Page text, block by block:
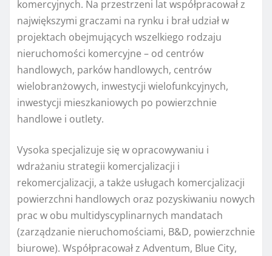
komercyjnych. Na przestrzeni lat współpracował z
największymi graczami na rynku i brał udział w
projektach obejmujących wszelkiego rodzaju
nieruchomości komercyjne – od centrów
handlowych, parków handlowych, centrów
wielobranżowych, inwestycji wielofunkcyjnych,
inwestycji mieszkaniowych po powierzchnie
handlowe i outlety.
Vysoka specjalizuje się w opracowywaniu i
wdrażaniu strategii komercjalizacji i
rekomercjalizacji, a także usługach komercjalizacji
powierzchni handlowych oraz pozyskiwaniu nowych
prac w obu multidyscyplinarnych mandatach
(zarządzanie nieruchomościami, B&D, powierzchnie
biurowe). Współpracował z Adventum, Blue City,